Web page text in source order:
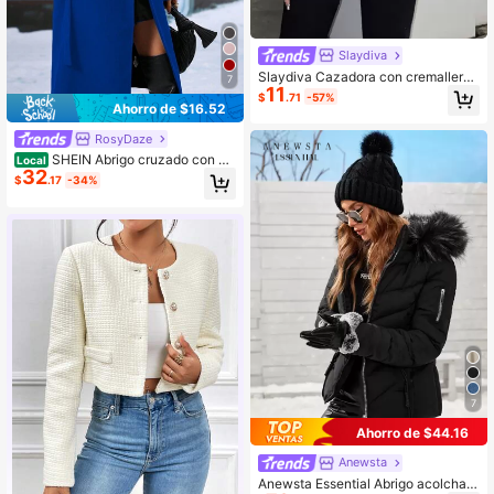
7
Ahorro de $16.52
RosyDaze
Local SHEIN Abrigo cruzado con ci
nturón y cuello de solapa para ropa
de Año Nuevo
$32.17 -34%
Slaydiva
Slaydiva Cazadora con cremallera
con bolsillo oblicuo
$11 .71 -57%
7
Ahorro de $44.16
Anewsta
Anewsta Essential Abrigo acolchad